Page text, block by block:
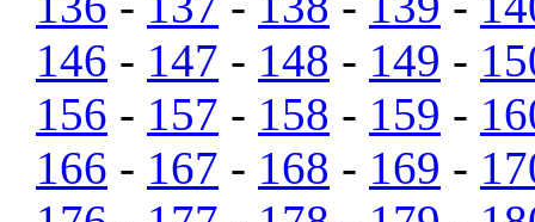
146 - 147 - 148 - 149 -
156 - 157 - 158 - 159 -
166 - 167 - 168 - 169 -